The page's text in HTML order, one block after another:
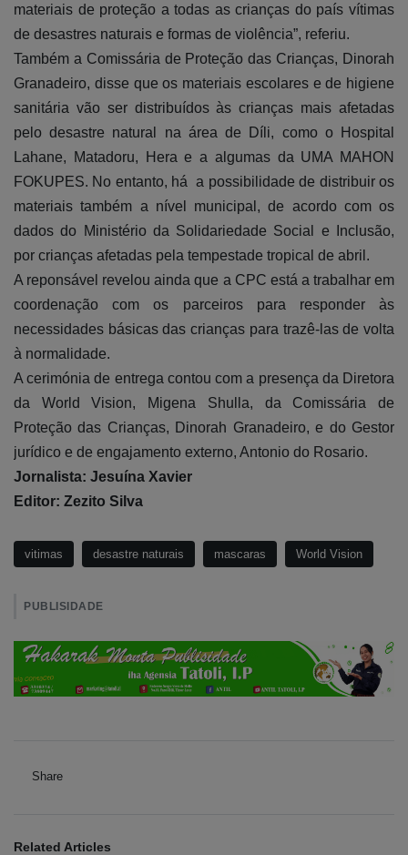
materiais de proteção a todas as crianças do país vítimas
de desastres naturais e formas de violência”, referiu.
Também a Comissária de Proteção das Crianças, Dinorah
Granadeiro, disse que os materiais escolares e de higiene
sanitária vão ser distribuídos às crianças mais afetadas
pelo desastre natural na área de Díli, como o Hospital
Lahane, Matadoru, Hera e a algumas da UMA MAHON
FOKUPES. No entanto, há a possibilidade de distribuir os
materiais também a nível municipal, de acordo com os
dados do Ministério da Solidariedade Social e Inclusão,
por crianças afetadas pela tempestade tropical de abril.
A reponsável revelou ainda que a CPC está a trabalhar em
coordenação com os parceiros para responder às
necessidades básicas das crianças para trazê-las de volta
à normalidade.
A cerimónia de entrega contou com a presença da Diretora
da World Vision, Migena Shulla, da Comissária de
Proteção das Crianças, Dinorah Granadeiro, e do Gestor
jurídico e de engajamento externo, Antonio do Rosario.
Jornalista: Jesuína Xavier
Editor: Zezito Silva
vitimas desastre naturais mascaras World Vision
PUBLISIDADE
Share
Related Articles